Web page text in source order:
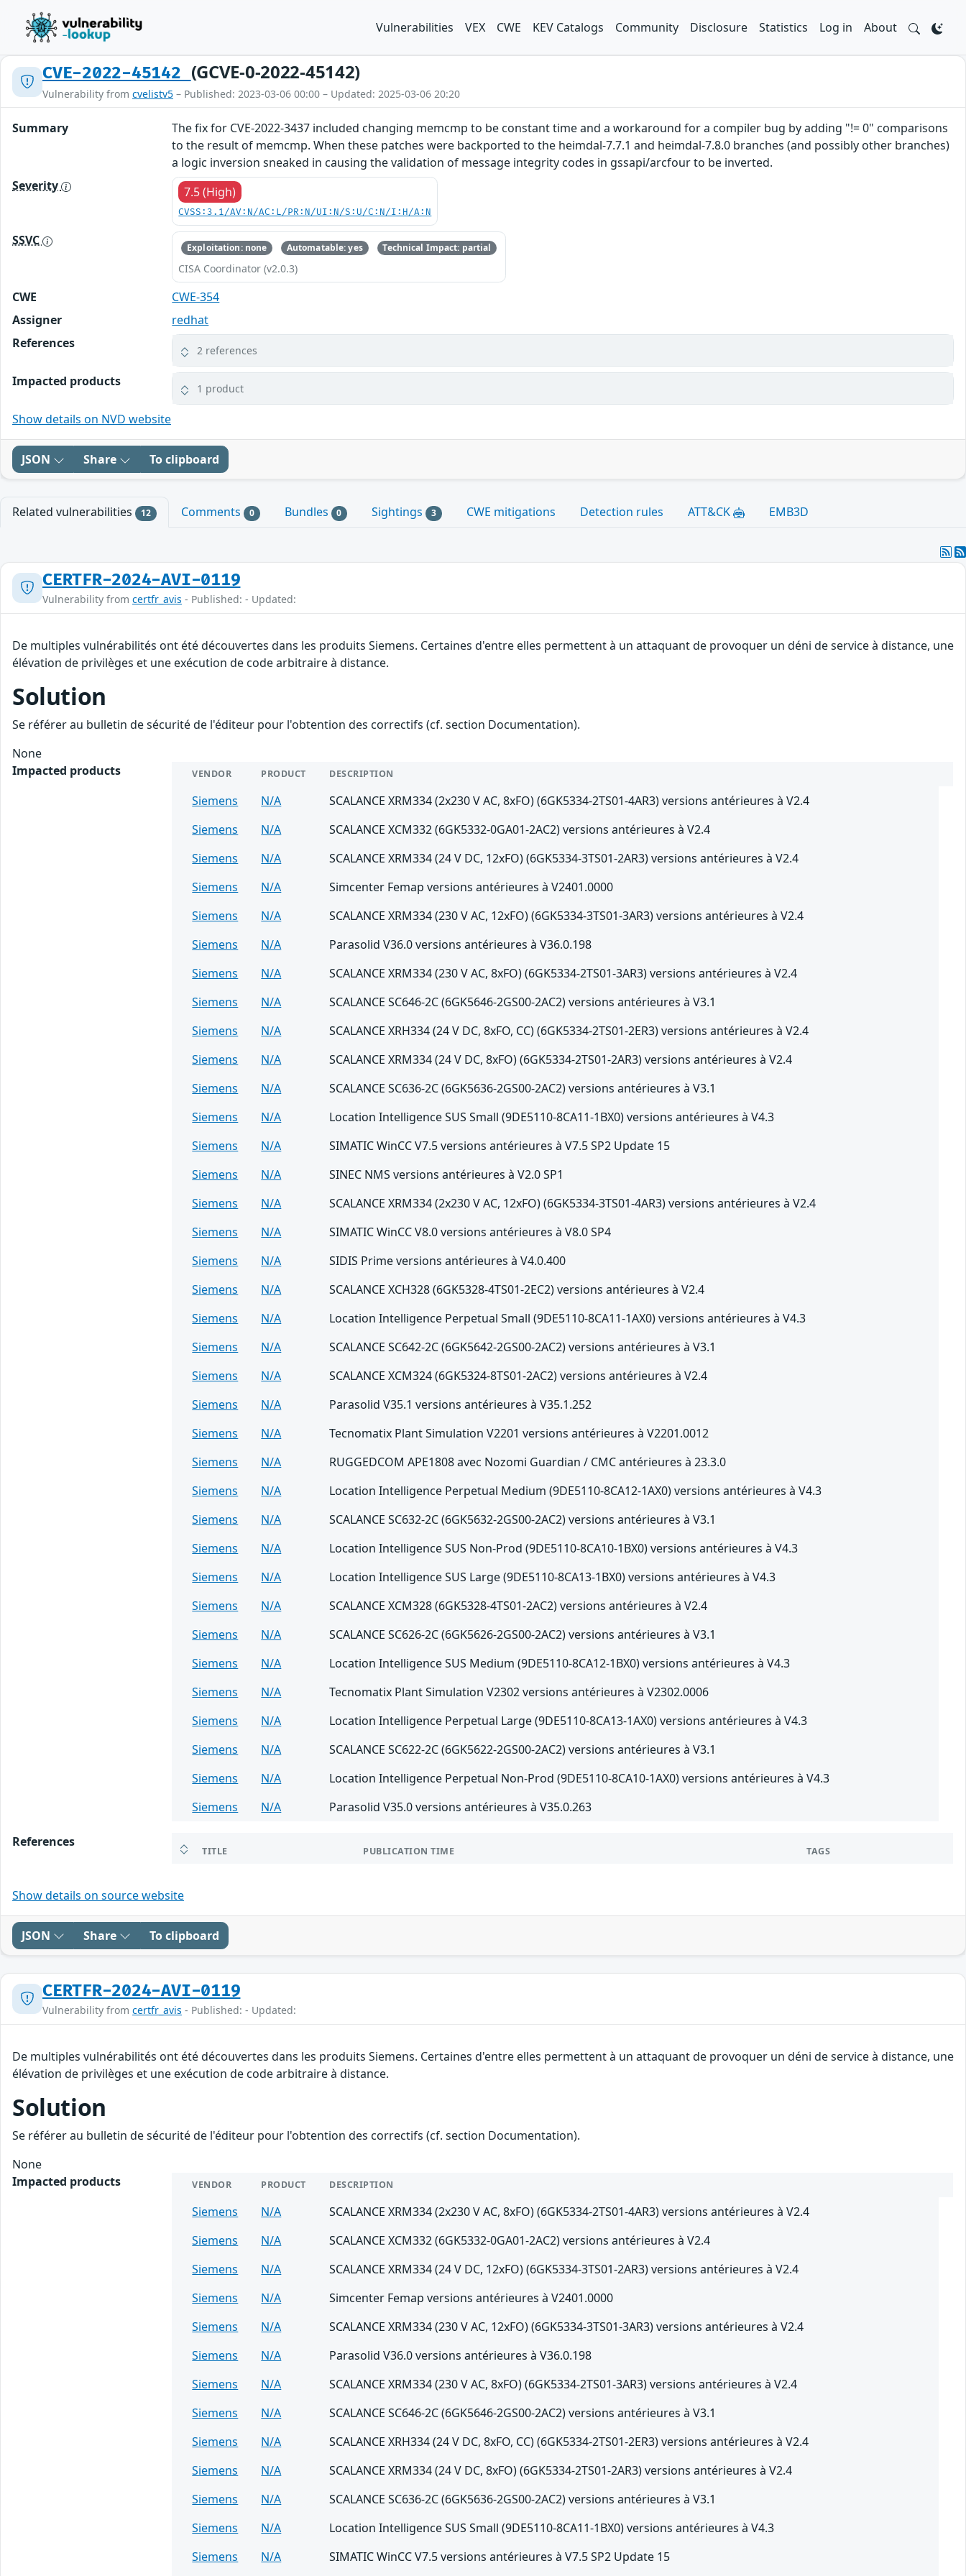
Vulnerabilities VEX CWE KEV Catalogs Community Disclosure Statistics Log in About
CVE-2022-45142 (GCVE-0-2022-45142)
Vulnerability from cvelistv5 – Published: 2023-03-06 00:00 – Updated: 2025-03-06 20:20
Summary
The fix for CVE-2022-3437 included changing memcmp to be constant time and a workaround for a compiler bug by adding "!= 0" comparisons
to the result of memcmp. When these patches were backported to the heimdal-7.7.1 and heimdal-7.8.0 branches (and possibly other branches)
a logic inversion sneaked in causing the validation of message integrity codes in gssapi/arcfour to be inverted.
Severity
7.5 (High)
CVSS:3.1/AV:N/AC:L/PR:N/UI:N/S:U/C:N/I:H/A:N
SSVC Exploitation: none Automatable: yes Technical Impact: partial
CISA Coordinator (v2.0.3)
CWE
CWE-354
Assigner
redhat
References
2 references
Impacted products 1 product
Show details on NVD website
JSON Share To clipboard
Related vulnerabilities 12 Comments 0 Bundles 0 Sightings 3 CWE mitigations Detection rules ATT&CK EMB3D
CERTFR-2024-AVI-0119
Vulnerability from certfr_avis - Published: - Updated:
De multiples vulnérabilités ont été découvertes dans les produits Siemens. Certaines d'entre elles permettent à un attaquant de provoquer un déni de service à distance, une
élévation de privilèges et une exécution de code arbitraire à distance.
Solution
Se référer au bulletin de sécurité de l'éditeur pour l'obtention des correctifs (cf. section Documentation).
None
Impacted products
VENDOR PRODUCT DESCRIPTION
Siemens N/A
SCALANCE XRM334 (2x230 V AC, 8xFO) (6GK5334-2TS01-4AR3) versions antérieures à V2.4
Siemens
N/A
SCALANCE XCM332 (6GK5332-0GA01-2AC2) versions antérieures à V2.4
Siemens
N/A
SCALANCE XRM334 (24 V DC, 12xFO) (6GK5334-3TS01-2AR3) versions antérieures à V2.4
Siemens
N/A
Simcenter Femap versions antérieures à V2401.0000
Siemens
N/A
SCALANCE XRM334 (230 V AC, 12xFO) (6GK5334-3TS01-3AR3) versions antérieures à V2.4
Siemens
N/A
Parasolid V36.0 versions antérieures à V36.0.198
Siemens
N/A
SCALANCE XRM334 (230 V AC, 8xFO) (6GK5334-2TS01-3AR3) versions antérieures à V2.4
Siemens
N/A
SCALANCE SC646-2C (6GK5646-2GS00-2AC2) versions antérieures à V3.1
Siemens
N/A
SCALANCE XRH334 (24 V DC, 8xFO, CC) (6GK5334-2TS01-2ER3) versions antérieures à V2.4
Siemens
N/A
SCALANCE XRM334 (24 V DC, 8xFO) (6GK5334-2TS01-2AR3) versions antérieures à V2.4
Siemens
N/A
SCALANCE SC636-2C (6GK5636-2GS00-2AC2) versions antérieures à V3.1
Siemens
N/A
Location Intelligence SUS Small (9DE5110-8CA11-1BX0) versions antérieures à V4.3
Siemens
N/A
SIMATIC WinCC V7.5 versions antérieures à V7.5 SP2 Update 15
Siemens
N/A
SINEC NMS versions antérieures à V2.0 SP1
Siemens
N/A
SCALANCE XRM334 (2x230 V AC, 12xFO) (6GK5334-3TS01-4AR3) versions antérieures à V2.4
Siemens
N/A
SIMATIC WinCC V8.0 versions antérieures à V8.0 SP4
Siemens
N/A
SIDIS Prime versions antérieures à V4.0.400
Siemens
N/A
SCALANCE XCH328 (6GK5328-4TS01-2EC2) versions antérieures à V2.4
Siemens
N/A
Location Intelligence Perpetual Small (9DE5110-8CA11-1AX0) versions antérieures à V4.3
Siemens
N/A
SCALANCE SC642-2C (6GK5642-2GS00-2AC2) versions antérieures à V3.1
Siemens
N/A
SCALANCE XCM324 (6GK5324-8TS01-2AC2) versions antérieures à V2.4
Siemens
N/A
Parasolid V35.1 versions antérieures à V35.1.252
Siemens
N/A
Tecnomatix Plant Simulation V2201 versions antérieures à V2201.0012
Siemens
N/A
RUGGEDCOM APE1808 avec Nozomi Guardian / CMC antérieures à 23.3.0
Siemens
N/A
Location Intelligence Perpetual Medium (9DE5110-8CA12-1AX0) versions antérieures à V4.3
Siemens
N/A
SCALANCE SC632-2C (6GK5632-2GS00-2AC2) versions antérieures à V3.1
Siemens
N/A
Location Intelligence SUS Non-Prod (9DE5110-8CA10-1BX0) versions antérieures à V4.3
Siemens
N/A
Location Intelligence SUS Large (9DE5110-8CA13-1BX0) versions antérieures à V4.3
Siemens
N/A
SCALANCE XCM328 (6GK5328-4TS01-2AC2) versions antérieures à V2.4
Siemens
N/A
SCALANCE SC626-2C (6GK5626-2GS00-2AC2) versions antérieures à V3.1
Siemens
N/A
Location Intelligence SUS Medium (9DE5110-8CA12-1BX0) versions antérieures à V4.3
Siemens
N/A
Tecnomatix Plant Simulation V2302 versions antérieures à V2302.0006
Siemens
N/A
Location Intelligence Perpetual Large (9DE5110-8CA13-1AX0) versions antérieures à V4.3
Siemens
N/A
SCALANCE SC622-2C (6GK5622-2GS00-2AC2) versions antérieures à V3.1
Siemens
N/A
Location Intelligence Perpetual Non-Prod (9DE5110-8CA10-1AX0) versions antérieures à V4.3
Siemens
N/A Parasolid V35.0 versions antérieures à V35.0.263
References
TITLE PUBLICATION TIME TAGS
Show details on source website
JSON Share To clipboard
CERTFR-2024-AVI-0119
Vulnerability from certfr_avis - Published: - Updated:
De multiples vulnérabilités ont été découvertes dans les produits Siemens. Certaines d'entre elles permettent à un attaquant de provoquer un déni de service à distance, une
élévation de privilèges et une exécution de code arbitraire à distance.
Solution
Se référer au bulletin de sécurité de l'éditeur pour l'obtention des correctifs (cf. section Documentation).
None
Impacted products
VENDOR PRODUCT DESCRIPTION
Siemens N/A
SCALANCE XRM334 (2x230 V AC, 8xFO) (6GK5334-2TS01-4AR3) versions antérieures à V2.4
Siemens
N/A
SCALANCE XCM332 (6GK5332-0GA01-2AC2) versions antérieures à V2.4
Siemens
N/A
SCALANCE XRM334 (24 V DC, 12xFO) (6GK5334-3TS01-2AR3) versions antérieures à V2.4
Siemens
N/A
Simcenter Femap versions antérieures à V2401.0000
Siemens
N/A
SCALANCE XRM334 (230 V AC, 12xFO) (6GK5334-3TS01-3AR3) versions antérieures à V2.4
Siemens
N/A
Parasolid V36.0 versions antérieures à V36.0.198
Siemens
N/A
SCALANCE XRM334 (230 V AC, 8xFO) (6GK5334-2TS01-3AR3) versions antérieures à V2.4
Siemens
N/A
SCALANCE SC646-2C (6GK5646-2GS00-2AC2) versions antérieures à V3.1
Siemens
N/A
SCALANCE XRH334 (24 V DC, 8xFO, CC) (6GK5334-2TS01-2ER3) versions antérieures à V2.4
Siemens
N/A
SCALANCE XRM334 (24 V DC, 8xFO) (6GK5334-2TS01-2AR3) versions antérieures à V2.4
Siemens
N/A
SCALANCE SC636-2C (6GK5636-2GS00-2AC2) versions antérieures à V3.1
Siemens
N/A
Location Intelligence SUS Small (9DE5110-8CA11-1BX0) versions antérieures à V4.3
Siemens
N/A SIMATIC WinCC V7.5 versions antérieures à V7.5 SP2 Update 15